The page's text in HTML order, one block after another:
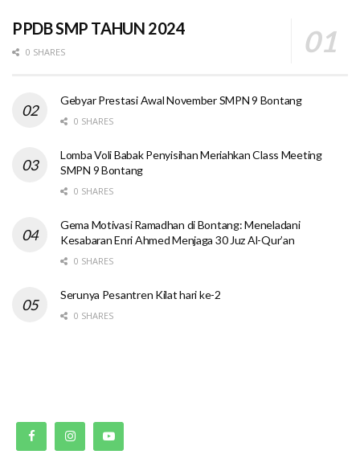
PPDB SMP TAHUN 2024
0 SHARES
Gebyar Prestasi Awal November SMPN 9 Bontang
0 SHARES
Lomba Voli Babak Penyisihan Meriahkan Class Meeting
SMPN 9 Bontang
0 SHARES
Gema Motivasi Ramadhan di Bontang: Meneladani
Kesabaran Enri Ahmed Menjaga 30 Juz Al-Qur’an
0 SHARES
Serunya Pesantren Kilat hari ke-2
0 SHARES